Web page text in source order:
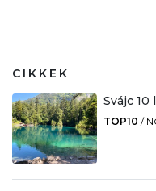
CIKKEK
Svájc
TOP10 /